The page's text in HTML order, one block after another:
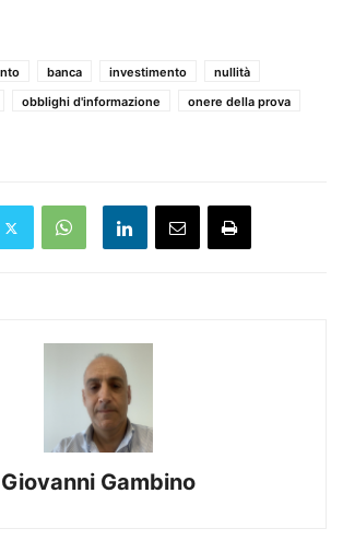
banca investimento
nullità
obblighi d'informazione
onere della prova
Giovanni Gambino